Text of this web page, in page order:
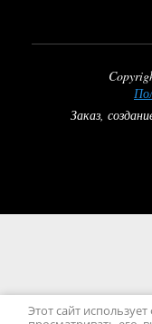
Заказ,
Этот сайт